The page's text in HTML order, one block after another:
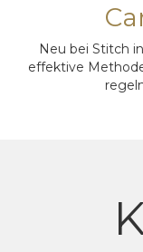
Neu bei Stitch
effektive